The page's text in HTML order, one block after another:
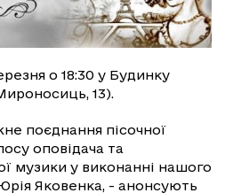
о 18:30 у Будинку
13).
поєднання пісочної
оповідача та
музики у виконанні нашого
Яковенка, - анонсують